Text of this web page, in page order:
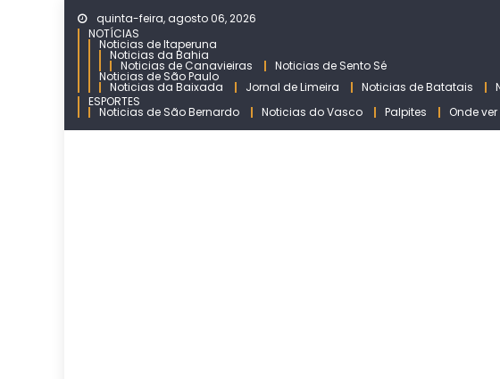
Skip
content
quinta-feira, agosto 06, 2026
NOTÍCIAS
Noticias de Itaperuna
Noticias da Bahia
Noticias de Canavieiras Noticias de Sento Sé
Noticias de São Paulo
Noticias da Baixada Jornal de Limeira Noticias de Batatais
ESPORTES
Noticias de São Bernardo Noticias do Vasco Palpites Onde